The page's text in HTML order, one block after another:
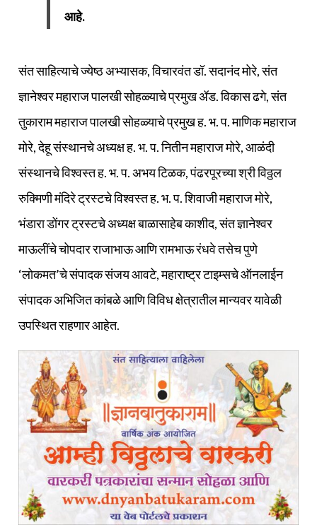
आहे.
संत साहित्याचे ज्येष्ठ अभ्यासक, विचारवंत डॉ. सदानंद मोरे, संत
ज्ञानेश्वर महाराज पालखी सोहळ्याचे प्रमुख ॲड. विकास ढगे, संत
तुकाराम महाराज पालखी सोहळ्याचे प्रमुख ह. भ. प. माणिक महाराज
मोरे, देहू संस्थानचे अध्यक्ष ह. भ. प. नितीन महाराज मोरे, आळंदी
संस्थानचे विश्वस्त ह. भ. प. अभय टिळक, पंढरपूरच्या श्री विठ्ठल
रुक्मिणी मंदिरे ट्रस्टचे विश्वस्त ह. भ. प. शिवाजी महाराज मोरे,
भंडारा डोंगर ट्रस्टचे अध्यक्ष बाळासाहेब काशीद, संत ज्ञानेश्वर
माऊलींचे चोपदार राजाभाऊ आणि रामभाऊ रंधवे तसेच पुणे
‘लोकमत’चे संपादक संजय आवटे, महाराष्ट्र टाइम्सचे ऑनलाईन
संपादक अभिजित कांबळे आणि विविध क्षेत्रातील मान्यवर यावेळी
उपस्थित राहणार आहेत.